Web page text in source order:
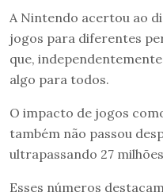
A Nintendo acertou ao
jogos para diferentes
que,
algo para todos.
O impacto de jogos
também não passou
ultrapassando 27
Esses números